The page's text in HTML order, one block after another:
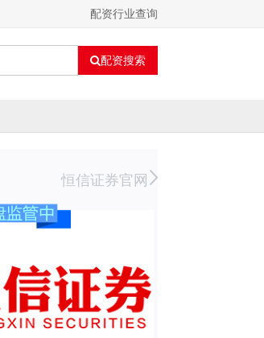
配资行业查询
配资搜索
恒信证券官网